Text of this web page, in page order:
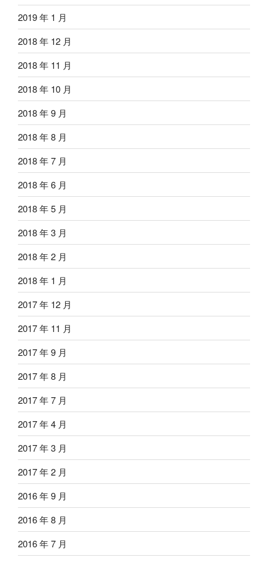
2019 年 1 月
2018 年 12 月
2018 年 11 月
2018 年 10 月
2018 年 9 月
2018 年 8 月
2018 年 7 月
2018 年 6 月
2018 年 5 月
2018 年 3 月
2018 年 2 月
2018 年 1 月
2017 年 12 月
2017 年 11 月
2017 年 9 月
2017 年 8 月
2017 年 7 月
2017 年 4 月
2017 年 3 月
2017 年 2 月
2016 年 9 月
2016 年 8 月
2016 年 7 月